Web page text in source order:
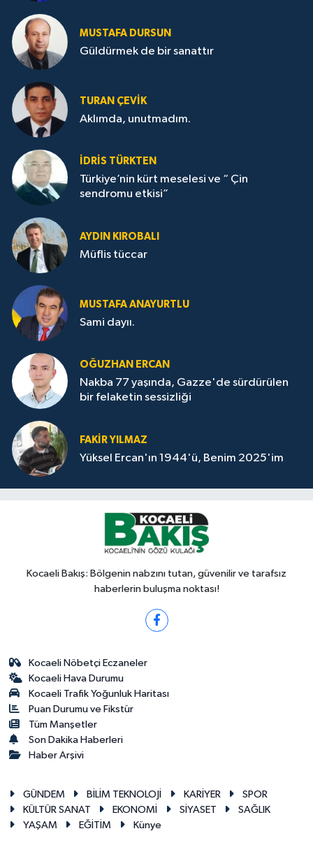
MUSTAFA DURSUN
Güldürmek de bir sanattır
TURAN ÇEVİK
Aklımda, unutmadım.
İDRİS TÜRKTEN
Türkiye’nin kürt meselesi ve “ Çin
sendromu etkisi”
AYDIN KIROBALI
Müflis tüccar
MUSTAFA ANAYURTLU
Sami dayıı.
OĞUZHAN ERCAN
Nakba 77 yaşında, Gazze'de sürdürülen
bir felaketin sessizliği
FAKİR YILMAZ
Yüksel Ercan'ın 1944'ü, Benim 2025'im
Kocaeli Bakış: Bölgenin nabzını tutan, güvenilir ve tarafsız
haberlerin buluşma noktası!
Kocaeli Nöbetçi Eczaneler
Kocaeli Hava Durumu
Kocaeli Trafik Yoğunluk Haritası
Puan Durumu ve Fikstür
Tüm Manşetler
Son Dakika Haberleri
Haber Arşivi
GÜNDEM BİLİM TEKNOLOJİ KARİYER
SPOR
KÜLTÜR SANAT
EKONOMİ SİYASET
SAĞLIK
YAŞAM
EĞİTİM Künye